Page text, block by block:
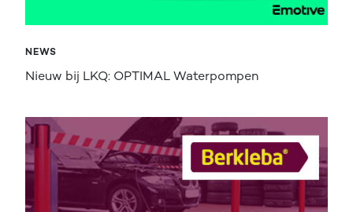
NEWS
Nieuw bij LKQ: OPTIMAL Waterpompen